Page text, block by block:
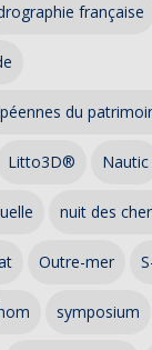
française
du
Litto3D® Nautic
nuit des
Outre-mer
symposium